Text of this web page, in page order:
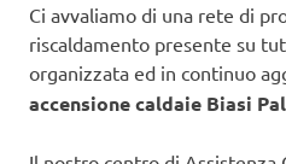
Ci avvaliamo di una rete di
riscaldamento presente su
organizzata ed in continuo
accensione caldaie Biasi